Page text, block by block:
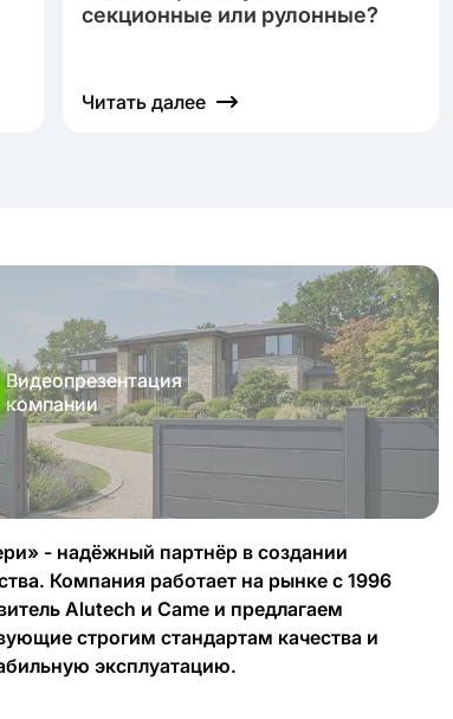
секционные или рулонные?
Читать далее
Видеопрезентация
компании
- надёжный партнёр в создании
Компания работает на рынке с 1996
Alutech и Came и предлагаем
строгим стандартам качества и
эксплуатацию.